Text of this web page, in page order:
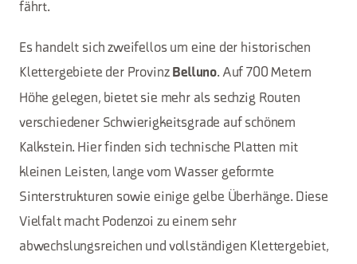
fährt.
Es handelt sich zweifellos um eine der historischen
Klettergebiete der Provinz Belluno. Auf 700 Metern
Höhe gelegen, bietet sie mehr als sechzig Routen
verschiedener Schwierigkeitsgrade auf schönem
Kalkstein. Hier finden sich technische Platten mit
kleinen Leisten, lange vom Wasser geformte
Sinterstrukturen sowie einige gelbe Überhänge. Diese
Vielfalt macht Podenzoi zu einem sehr
abwechslungsreichen und vollständigen Klettergebiet,